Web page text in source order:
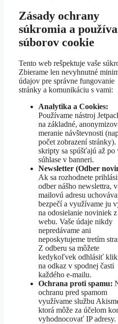
Zásady ochrany
súkromia a
súborov cookie
Tento web rešpektuje vaše
Zbierame len nevyhnutné
údajov pre správne fungovanie
stránky a komunikáciu s vami:
Analytika a Cookies:
Používame nástroj
na základné,
meranie návštevnosti
počet zobrazení stránky).
skripty sa spúšťajú až po
súhlase v banneri.
Newsletter (Odber
Ak sa rozhodnete
odber nášho newslettra,
mailovú adresu
bezpečí a využívame ju
na odosielanie noviniek
webu. Vaše údaje nikdy
nepredávame ani
neposkytujeme tretím
Z odberu sa môžete
kedykoľvek odhlásiť
na odkaz v spodnej časti
každého e-mailu.
Ochrana proti spamu:
ochranu pred spamom
využívame službu
ktorá môže za účelom
vyhodnocovať IP adresy.